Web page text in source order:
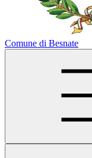
Comune di Besnate